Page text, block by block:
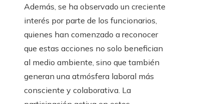
Además, se ha observado un creciente
interés por parte de los funcionarios,
quienes han comenzado a reconocer
que estas acciones no solo benefician
al medio ambiente, sino que también
generan una atmósfera laboral más
consciente y colaborativa. La